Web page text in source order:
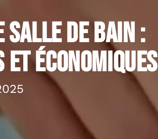
de bain :
économiques